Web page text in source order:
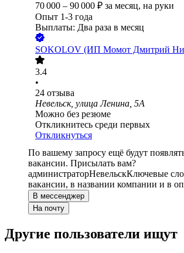
70 000 – 90 000 ₽ за месяц, на руки
Опыт 1-3 года
Выплаты: Два раза в месяц
SOKOLOV (ИП Момот Дмитрий
3.4
•
24 отзыва
Невельск, улица Ленина, 5А
Можно без резюме
Откликнитесь среди первых
Откликнуться
По вашему запросу ещё будут
вакансии. Присылать вам?
администраторНевельскКлючевые
вакансии, в названии компании и в
В мессенджер
На почту
Другие пользователи ищут